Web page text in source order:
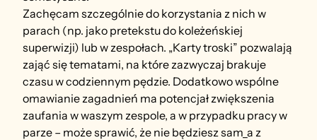
Zachęcam szczególnie do korzystania z nich w
parach (np. jako pretekstu do koleżeńskiej
superwizji) lub w zespołach. „Karty troski” pozwalają
zająć się tematami, na które zazwyczaj brakuje
czasu w codziennym pędzie. Dodatkowo wspólne
omawianie zagadnień ma potencjał zwiększenia
zaufania w waszym zespole, a w przypadku pracy w
parze – może sprawić, że nie będziesz sam_a z